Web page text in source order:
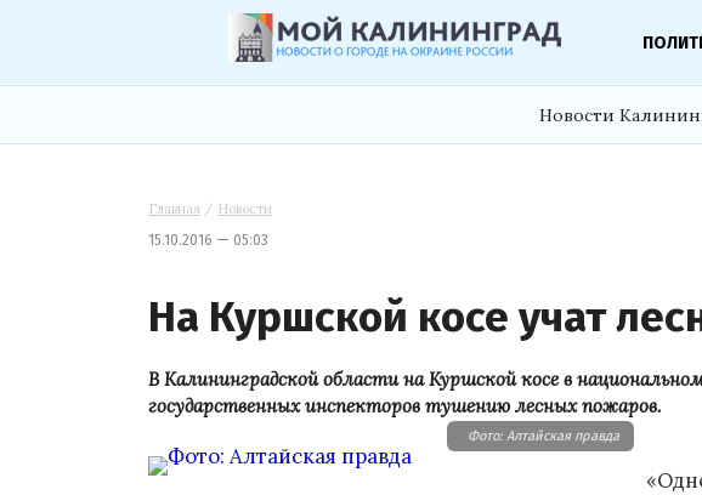
Новости
Главная / Новости
15.10.2016 — 05:03
На Куршской косе учат
В Калининградской области на Куршской косе в
государственных инспекторов тушению лесных пожаров.
Фото: Алтайская правда